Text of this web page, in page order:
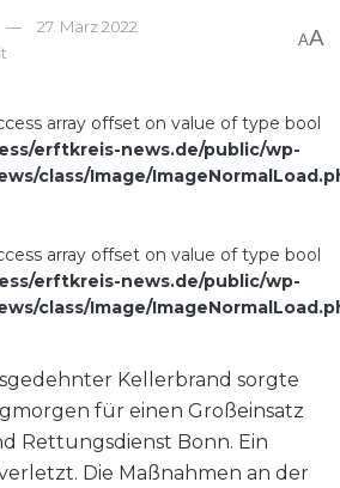
27. März 2022
AA
array offset on value of type bool
erftkreis-news.de/public/wp-
class/Image/
array offset on value of type bool
erftkreis-news.de/public/wp-
class/Image/
Kellerbrand sorgte
für einen Großeinsatz
Rettungsdienst Bonn. Ein
Die Maßnahmen an der